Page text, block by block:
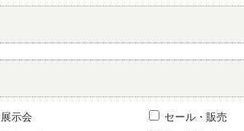
展示会
セール・販売